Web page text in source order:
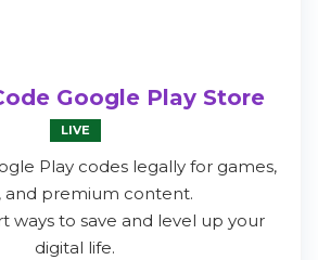
Google Play Store
LIVE
Play codes legally for games,
and premium content.
ways to save and level up your
digital life.